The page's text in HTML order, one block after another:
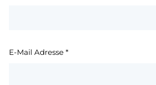
E-Mail Adresse *